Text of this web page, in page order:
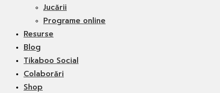
Jucării
Programe online
Resurse
Blog
Tikaboo Social
Colaborări
Shop